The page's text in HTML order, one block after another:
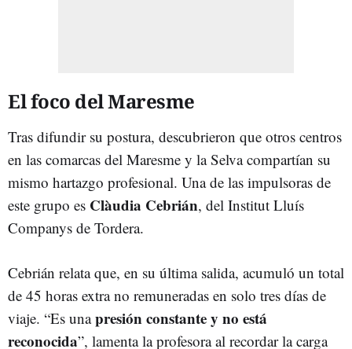
El foco del Maresme
Tras difundir su postura, descubrieron que otros centros
en las comarcas del Maresme y la Selva compartían su
mismo hartazgo profesional. Una de las impulsoras de
este grupo es Clàudia Cebrián, del Institut Lluís
Companys de Tordera.
Cebrián relata que, en su última salida, acumuló un total
de 45 horas extra no remuneradas en solo tres días de
viaje. “Es unapresión constante y no está
reconocida”, lamenta la profesora al recordar la carga